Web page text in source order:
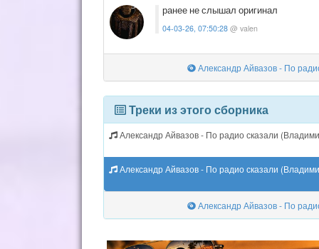
ранее не слышал оригинал
04-03-26, 07:50:28 @ valen
Александр Айвазов - По
Треки из этого сборника
Александр Айвазов - По радио сказали
Александр Айвазов - По радио сказали
Александр Айвазов - По